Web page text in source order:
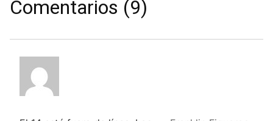
Comentarios (9)